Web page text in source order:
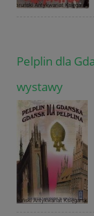
Pelplin dla
wystawy